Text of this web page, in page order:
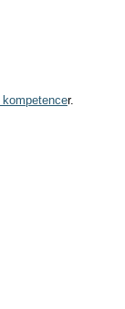
kompetencer.